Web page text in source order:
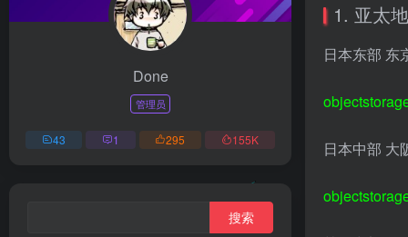
1. 亚太
日本东部 东
日本中部 大
Done
管理员
43 1 295 155K